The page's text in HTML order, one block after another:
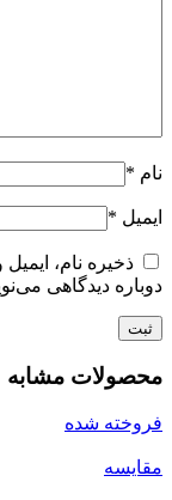
نام *
ایمیل *
ذخیره نام،
دوباره دیدگاهی
محصولات مشابه
فروخته شده
مقايسه